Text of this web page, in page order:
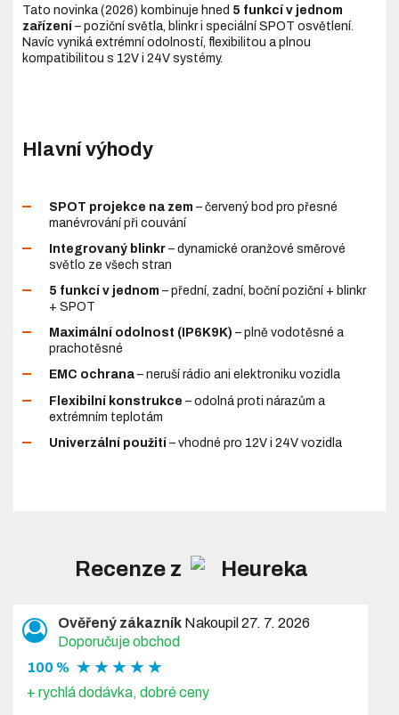
Tato novinka (2026) kombinuje hned 5 funkcí v jednom
zařízení – poziční světla, blinkr i speciální SPOT osvětlení.
Navíc vyniká extrémní odolností, flexibilitou a plnou
kompatibilitou s 12V i 24V systémy.
Hlavní výhody
SPOT projekce na zem – červený bod pro přesné
manévrování při couvání
Integrovaný blinkr – dynamické oranžové směrové
světlo ze všech stran
5 funkcí v jednom – přední, zadní, boční poziční + blinkr
+ SPOT
Maximální odolnost (IP6K9K) – plně vodotěsné a
prachotěsné
EMC ochrana – neruší rádio ani elektroniku vozidla
Flexibilní konstrukce – odolná proti nárazům a
extrémním teplotám
Univerzální použití – vhodné pro 12V i 24V vozidla
Recenze z
Ověřený zákazník Nakoupil 27. 7. 2026
Doporučuje obchod
100 % ★ ★ ★ ★ ★
+ rychlá dodávka, dobré ceny